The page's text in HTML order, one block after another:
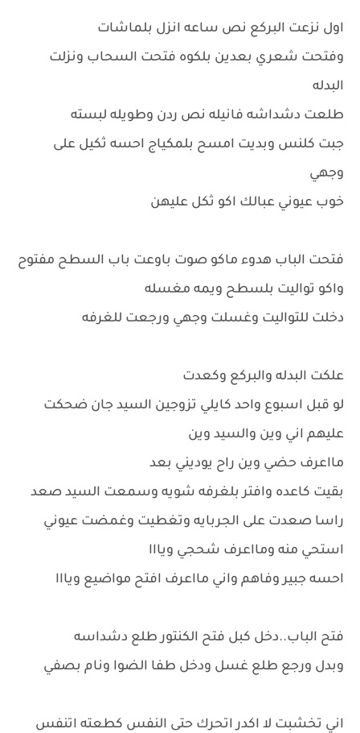
اول نزعت البركع نص ساعه انزل بلماشات
وفتحت شعري بعدين بلكوه فتحت السحاب ونزلت
البدله
طلعت دشداشه فانيله نص ردن وطويله لبسته
جبت كلنس وبديت امسح بلمكياج احسه ثكيل على
وجهي
خوب عيوني عبالك اكو ثكل عليهن
فتحت الباب هدوء ماكو صوت باوعت باب السطح مفتوح
واكو تواليت بلسطح ويمه مغسله
دخلت للتواليت وغسلت وجهي ورجعت للغرفه
علكت البدله والبركع وكعدت
لو قبل اسبوع واحد كايلي تزوجين السيد جان ضحكت
عليهم اني وين والسيد وين
مااعرف حضي وين راح يوديني بعد
بقيت كاعده وافتر بلغرفه شويه وسمعت السيد صعد
راسا صعدت على الجربايه وتغطيت وغمضت عيوني
استحي منه ومااعرف شحجي ويااا
احسه جبير وفاهم واني مااعرف افتح مواضيع ويااا
فتح الباب..دخل كبل فتح الكنتور طلع دشداسه
وبدل ورجع طلع غسل ودخل طفا الضوا ونام بصفي
اني تخشبت لا اكدر اتحرك حتى النفس كطعته اتنفس